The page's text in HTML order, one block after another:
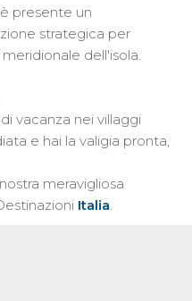
è presente un
strategica per
dell'isola.
vacanza nei villaggi
e hai la valigia pronta,
meravigliosa
Italia.